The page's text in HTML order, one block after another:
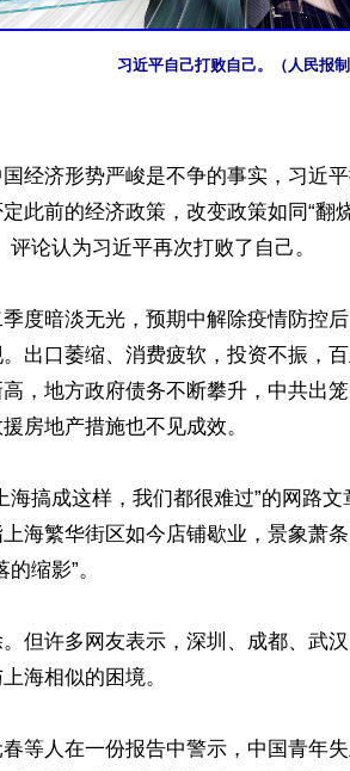
习近平自己打败自己。（人民报制
国经济形势严峻是不争的事实，习近
此前的经济政策，改变政策如同“翻
评论认为习近平再次打败了自己。
度暗淡无光，预期中解除疫情防控
出口萎缩、消费疲软，投资不振，
，地方政府债务不断攀升，中共出
房地产措施也不见成效。
海搞成这样，我们都很难过”的网路文
海繁华街区如今店铺歇业，景象萧条
缩影”。
但许多网友表示，深圳、成都、武汉
海相似的困境。
等人在一份报告中警示，中国青年